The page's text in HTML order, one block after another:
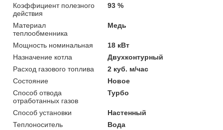
Коэффициент полезного
действия
93 %
Материал
теплообменника
Медь
Мощность номинальная
18 кВт
Назначение котла
Двухконтурный
Расход газового топлива
2 куб. м/час
Состояние
Новое
Способ отвода
отработанных газов
Турбо
Способ установки
Настенный
Теплоноситель
Вода